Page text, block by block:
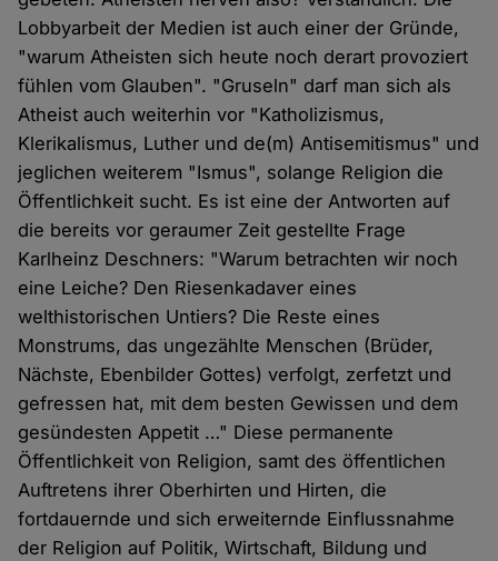
Lobbyarbeit der Medien ist auch einer der Gründe,
"warum Atheisten sich heute noch derart provoziert
fühlen vom Glauben". "Gruseln" darf man sich als
Atheist auch weiterhin vor "Katholizismus,
Klerikalismus, Luther und de(m) Antisemitismus" und
jeglichen weiterem "Ismus", solange Religion die
Öffentlichkeit sucht. Es ist eine der Antworten auf
die bereits vor geraumer Zeit gestellte Frage
Karlheinz Deschners: "Warum betrachten wir noch
eine Leiche? Den Riesenkadaver eines
welthistorischen Untiers? Die Reste eines
Monstrums, das ungezählte Menschen (Brüder,
Nächste, Ebenbilder Gottes) verfolgt, zerfetzt und
gefressen hat, mit dem besten Gewissen und dem
gesündesten Appetit …" Diese permanente
Öffentlichkeit von Religion, samt des öffentlichen
Auftretens ihrer Oberhirten und Hirten, die
fortdauernde und sich erweiternde Einflussnahme
der Religion auf Politik, Wirtschaft, Bildung und